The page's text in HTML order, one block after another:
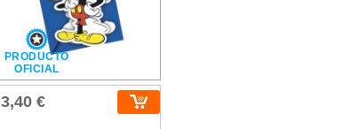
PRODUCTO
OFICIAL
3,40 €